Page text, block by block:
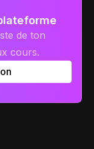
de ton
cours.